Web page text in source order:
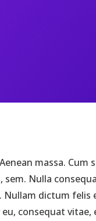
massa.
Nulla
dictum
consequat